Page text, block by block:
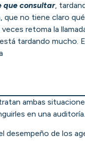
que consultar,
que no tiene claro
veces retoma la
tardando mucho.
ambas
en una auditoría.
desempeño de los